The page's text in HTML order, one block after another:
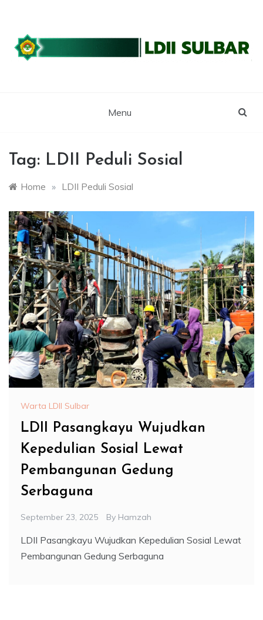
content
BARAT
Menu
Tag: LDII Peduli Sosial
Home » LDII Peduli Sosial
Warta LDII Sulbar
LDII Pasangkayu Wujudkan
Kepedulian Sosial Lewat
Pembangunan Gedung
Serbaguna
September 23, 2025 By Hamzah
LDII Pasangkayu Wujudkan Kepedulian Sosial Lewat
Pembangunan Gedung Serbaguna